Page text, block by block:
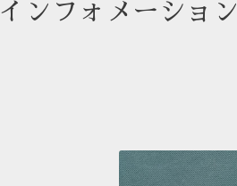
インフォメーション